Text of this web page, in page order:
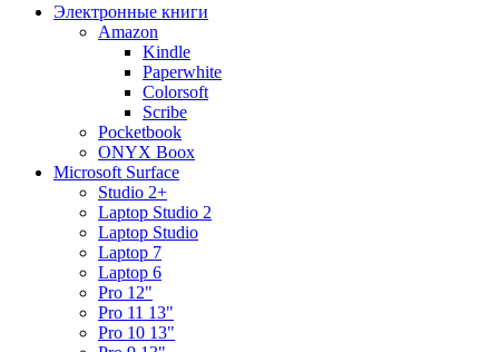
Электронные книги
Amazon
Kindle
Paperwhite
Colorsoft
Scribe
Pocketbook
ONYX Boox
Microsoft Surface
Studio 2+
Laptop Studio 2
Laptop Studio
Laptop 7
Laptop 6
Pro 12"
Pro 11 13"
Pro 10 13"